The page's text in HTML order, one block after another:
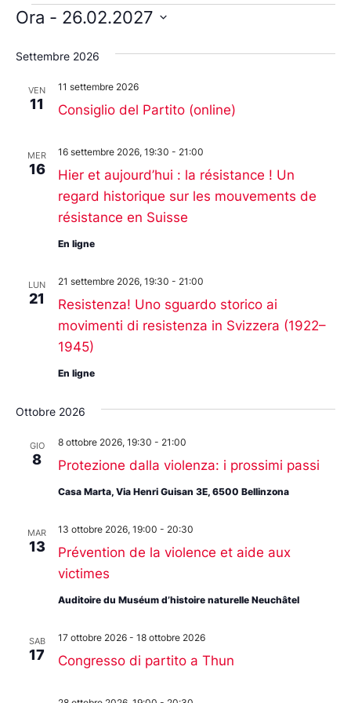
Ora - 26.02.2027
la
data.
Settembre 2026
VEN
11 Consiglio del Partito (online)
11 settembre 2026
MER
16
Hier et aujourd’hui : la résistance ! Un
regard historique sur les mouvements de
résistance en Suisse
16 settembre 2026, 19:30 - 21:00
En ligne
LUN
21
Resistenza! Uno sguardo storico ai
movimenti di resistenza in Svizzera (1922–
1945)
21 settembre 2026, 19:30 - 21:00
En ligne
Ottobre 2026
GIO
8 Protezione dalla violenza: i prossimi passi
8 ottobre 2026, 19:30 - 21:00
Casa Marta, Via Henri Guisan 3E, 6500 Bellinzona
MAR
13
Prévention de la violence et aide aux
victimes
13 ottobre 2026, 19:00 - 20:30
Auditoire du Muséum d’histoire naturelle Neuchâtel
SAB
17 Congresso di partito a Thun
17 ottobre 2026 - 18 ottobre 2026